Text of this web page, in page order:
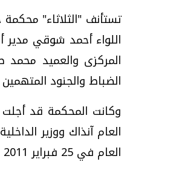
تستأنف "الثلاثاء"
اللواء أحمد شوقي
المركزى والعميد محمد
الضباط والجنود
وكانت المحكمة قد
العام آنذاك ووزير
العام في 25 فبراير 2011 وإرفاق صورة طبق الأصل من تقرير مصلحة الأمن العام.
موجات الطقس الساخنة.. لماذا تحدث